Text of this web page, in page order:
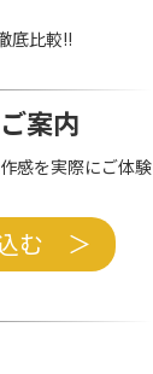
底比較!!
案内
感を実際にご体験
む ＞